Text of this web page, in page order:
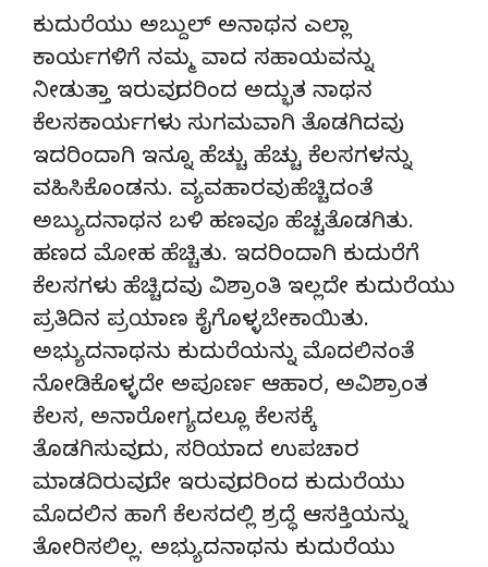
ಕುದುರೆಯು ಅಬ್ದುಲ್ ಅನಾಥನ ಎಲ್ಲಾ
ಕಾರ್ಯಗಳಿಗೆ ನಮ್ಮ ವಾದ ಸಹಾಯವನ್ನು
ನೀಡುತ್ತಾ ಇರುವುದರಿಂದ ಅದ್ಭುತ ನಾಥನ
ಕೆಲಸಕಾರ್ಯಗಳು ಸುಗಮವಾಗಿ ತೊಡಗಿದವು.
ಇದರಿಂದಾಗಿ ಇನ್ನೂ ಹೆಚ್ಚು ಹೆಚ್ಚು ಕೆಲಸಗಳನ್ನು
ವಹಿಸಿಕೊಂಡನು. ವ್ಯವಹಾರವು ಹೆಚ್ಚಿದಂತೆ
ಅಬ್ಯುದನಾಥನ ಬಳಿ ಹಣವೂ ಹೆಚ್ಚತೊಡಗಿತು.
ಹಣದ ಮೋಹ ಹೆಚ್ಚಿತು. ಇದರಿಂದಾಗಿ ಕುದುರೆಗೆ
ಕೆಲಸಗಳು ಹೆಚ್ಚಿದವು. ವಿಶ್ರಾಂತಿ ಇಲ್ಲದೇ ಕುದುರೆಯು
ಪ್ರತಿದಿನ ಪ್ರಯಾಣ ಕೈಗೊಳ್ಳಬೇಕಾಯಿತು.
ಅಭ್ಯುದನಾಥನು ಕುದುರೆಯನ್ನು ಮೊದಲಿನಂತೆ
ನೋಡಿಕೊಳ್ಳದೇ ಅಪೂರ್ಣ ಆಹಾರ, ಅವಿಶ್ರಾಂತ
ಕೆಲಸ, ಅನಾರೋಗ್ಯದಲ್ಲೂ ಕೆಲಸಕ್ಕೆ
ತೊಡಗಿಸುವುದು, ಸರಿಯಾದ ಉಪಚಾರ
ಮಾಡದಿರುವುದೇ ಇರುವುದರಿಂದ ಕುದುರೆಯು
ಮೊದಲಿನ ಹಾಗೆ ಕೆಲಸದಲ್ಲಿ ಶ್ರದ್ಧೆ ಆಸಕ್ತಿಯನ್ನು
ತೋರಿಸಲಿಲ್ಲ. ಅಭ್ಯುದನಾಥನು ಕುದುರೆಯು